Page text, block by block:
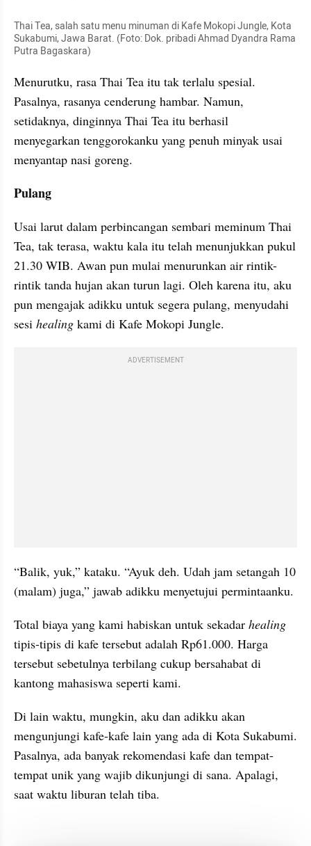
Thai Tea, salah satu menu minuman di Kafe Mokopi Jungle, Kota
Sukabumi, Jawa Barat. (Foto: Dok. pribadi Ahmad Dyandra Rama
Putra Bagaskara)
Menurutku, rasa Thai Tea itu tak terlalu spesial.
Pasalnya, rasanya cenderung hambar. Namun,
setidaknya, dinginnya Thai Tea itu berhasil
menyegarkan tenggorokanku yang penuh minyak usai
menyantap nasi goreng.
Pulang
Usai larut dalam perbincangan sembari meminum Thai
Tea, tak terasa, waktu kala itu telah menunjukkan pukul
21.30 WIB. Awan pun mulai menurunkan air rintik-
rintik tanda hujan akan turun lagi. Oleh karena itu, aku
pun mengajak adikku untuk segera pulang, menyudahi
sesi healing kami di Kafe Mokopi Jungle.
ADVERTISEMENT
“Balik, yuk,” kataku. “Ayuk deh. Udah jam setangah 10
(malam) juga,” jawab adikku menyetujui permintaanku.
Total biaya yang kami habiskan untuk sekadar healing
tipis-tipis di kafe tersebut adalah Rp61.000. Harga
tersebut sebetulnya terbilang cukup bersahabat di
kantong mahasiswa seperti kami.
Di lain waktu, mungkin, aku dan adikku akan
mengunjungi kafe-kafe lain yang ada di Kota Sukabumi.
Pasalnya, ada banyak rekomendasi kafe dan tempat-
tempat unik yang wajib dikunjungi di sana. Apalagi,
saat waktu liburan telah tiba.